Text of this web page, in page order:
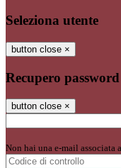
Seleziona utente
button close ×
Recupero password
button close ×
Non hai una e-mail associata